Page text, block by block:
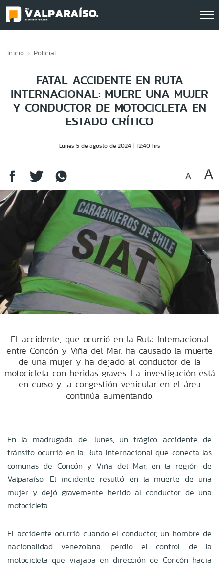
Inicio Policial
FATAL ACCIDENTE EN RUTA
INTERNACIONAL: MUERE UNA MUJER
Y CONDUCTOR DE MOTOCICLETA EN
ESTADO CRÍTICO
Lunes 5 de agosto de 2024 12:40 hrs
El accidente, que ocurrió en la Ruta Internacional
entre Concón y Viña del Mar, ha causado la muerte
de una mujer y ha dejado al conductor de la
motocicleta con heridas graves. La investigación está
en curso y la congestión vehicular en el área
continúa aumentando.
En la madrugada del lunes, un trágico accidente de
tránsito ocurrió en la Ruta Internacional que conecta las
comunas de Concón y Viña del Mar, en la región de
Valparaíso. El incidente resultó en la muerte de una
mujer y dejó gravemente herido al conductor de una
motocicleta.
El accidente ocurrió cuando el conductor, un hombre de
nacionalidad venezolana, perdió el control de la
motocicleta que viajaba en dirección de Concón hacia